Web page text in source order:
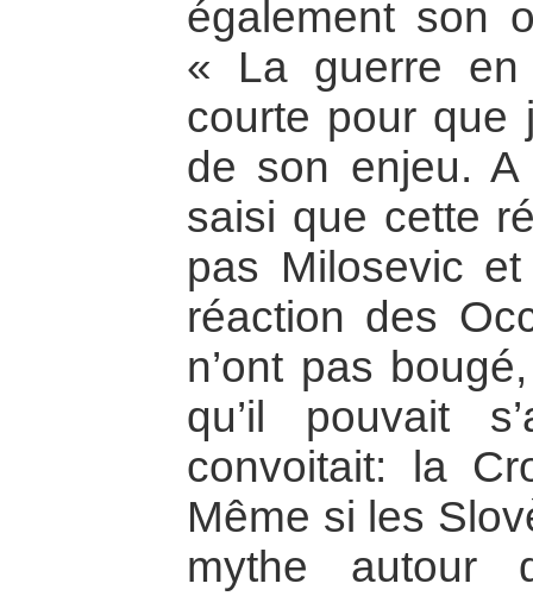
également son
« La guerre
courte pour que
de son enjeu. A
saisi que cette
pas Milosevic
réaction des
n’ont pas
qu’il pouvait
convoitait: la
Même si les
mythe autour